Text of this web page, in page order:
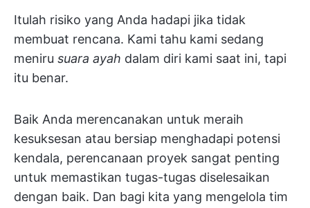
Itulah risiko yang Anda hadapi jika tidak
membuat rencana. Kami tahu kami sedang
meniru suara ayah dalam diri kami saat ini, tapi
itu benar.
Baik Anda merencanakan untuk meraih
kesuksesan atau bersiap menghadapi potensi
kendala, perencanaan proyek sangat penting
untuk memastikan tugas-tugas diselesaikan
dengan baik. Dan bagi kita yang mengelola tim